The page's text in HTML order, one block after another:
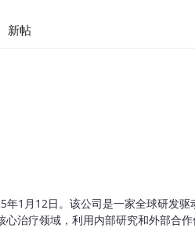
新帖
月12日。该公司是一家全球研发
治疗领域，利用内部研究和外部合